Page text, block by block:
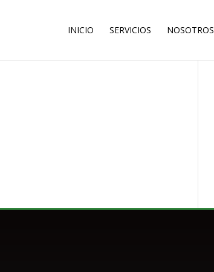
INICIO SERVICIOS NOSOTROS